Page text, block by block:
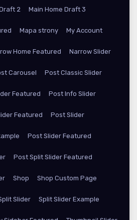
2 Main Home Draft 3
Mapa strony My Account
Home Featured Narrow Slider
Carousel Post Classic Slider
Featured Post Info Slider
Featured Post Slider
Post Slider Featured
Post Split Slider Featured
Shop Shop Custom Page
Slider Split Slider Example